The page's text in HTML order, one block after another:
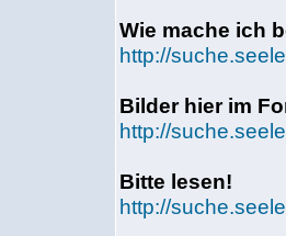
Wie mache ich
http://
Bilder hier im
http://
Bitte lesen!
http://